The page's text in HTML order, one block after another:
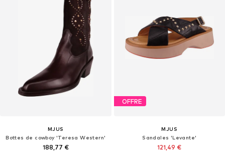
MJUS
Bottes de cowboy 'Teresa Western'
188,77 €
OFFRE
MJUS
Sandales 'Levante'
121,49 €